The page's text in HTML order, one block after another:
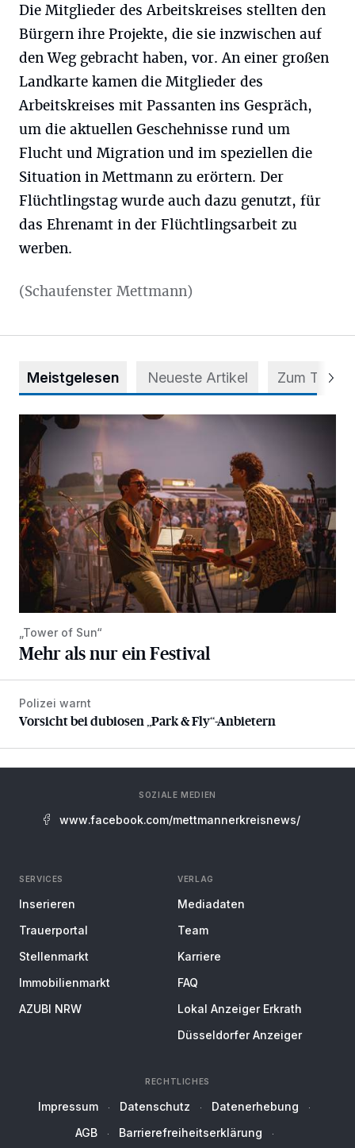
Die Mitglieder des Arbeitskreises stellten den
Bürgern ihre Projekte, die sie inzwischen auf
den Weg gebracht haben, vor. An einer großen
Landkarte kamen die Mitglieder des
Arbeitskreises mit Passanten ins Gespräch,
um die aktuellen Geschehnisse rund um
Flucht und Migration und im speziellen die
Situation in Mettmann zu erörtern. Der
Flüchtlingstag wurde auch dazu genutzt, für
das Ehrenamt in der Flüchtlingsarbeit zu
werben.
(Schaufenster Mettmann)
Meistgelesen Neueste Artikel Zum Thema
Mehr als nur ein Festival
„Tower of Sun“
Mehr als nur ein Festival
Vorsicht bei dubiosen „Park & Fly“-Anbietern
Polizei warnt
Vorsicht bei dubiosen „Park & Fly“-Anbietern
SOZIALE MEDIEN
www.facebook.com/mettmannerkreisnews/
SERVICES
Inserieren
Trauerportal
Stellenmarkt
Immobilienmarkt
AZUBI NRW
VERLAG
Mediadaten
Team
Karriere
FAQ
Lokal Anzeiger Erkrath
Düsseldorfer Anzeiger
RECHTLICHES
Impressum Datenschutz
Datenerhebung
AGB
Barrierefreiheitserklärung